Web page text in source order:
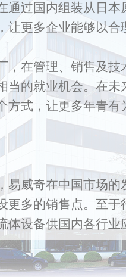
通过国内组装从日
让更多企业能够以
，在管理、销售及
当的就业机会。在
方式，让更多年青
易威奇在中国市场
更多的销售点。至
体设备供国内各行业